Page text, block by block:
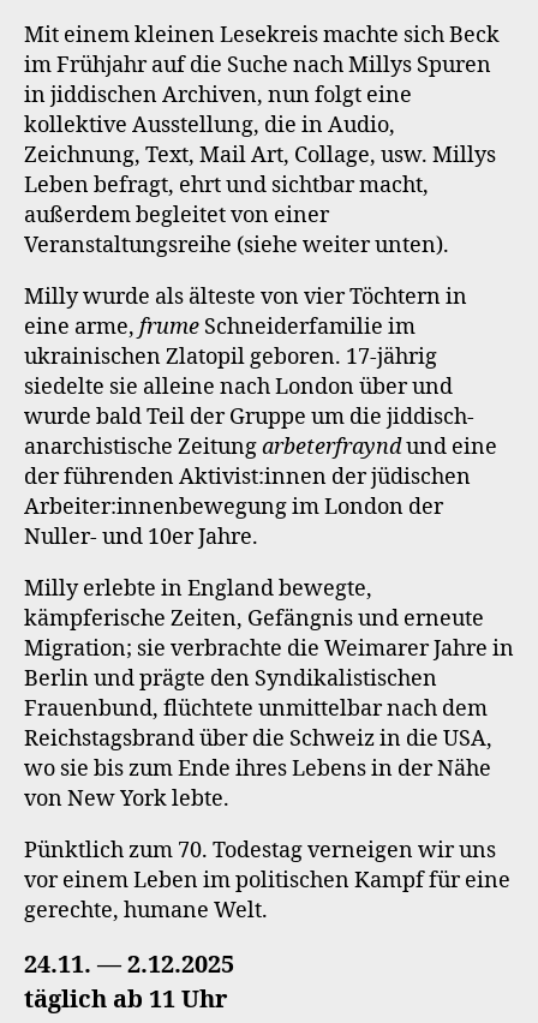
Mit einem kleinen Lesekreis machte sich Beck
im Frühjahr auf die Suche nach Millys Spuren
in jiddischen Archiven, nun folgt eine
kollektive Ausstellung, die in Audio,
Zeichnung, Text, Mail Art, Collage, usw. Millys
Leben befragt, ehrt und sichtbar macht,
außerdem begleitet von einer
Veranstaltungsreihe (siehe weiter unten).
Milly wurde als älteste von vier Töchtern in
eine arme, frume Schneiderfamilie im
ukrainischen Zlatopil geboren. 17-jährig
siedelte sie alleine nach London über und
wurde bald Teil der Gruppe um die jiddisch-
anarchistische Zeitungarbeterfrayndund eine
der führenden Aktivist:innen der jüdischen
Arbeiter:innenbewegung im London der
Nuller- und 10er Jahre.
Milly erlebte in England bewegte,
kämpferische Zeiten, Gefängnis und erneute
Migration; sie verbrachte die Weimarer Jahre in
Berlin und prägte den Syndikalistischen
Frauenbund, flüchtete unmittelbar nach dem
Reichstagsbrand über die Schweiz in die USA,
wo sie bis zum Ende ihres Lebens in der Nähe
von New York lebte.
Pünktlich zum 70. Todestag verneigen wir uns
vor einem Leben im politischen Kampf für eine
gerechte, humane Welt.
24.11. — 2.12.2025
täglich ab 11 Uhr